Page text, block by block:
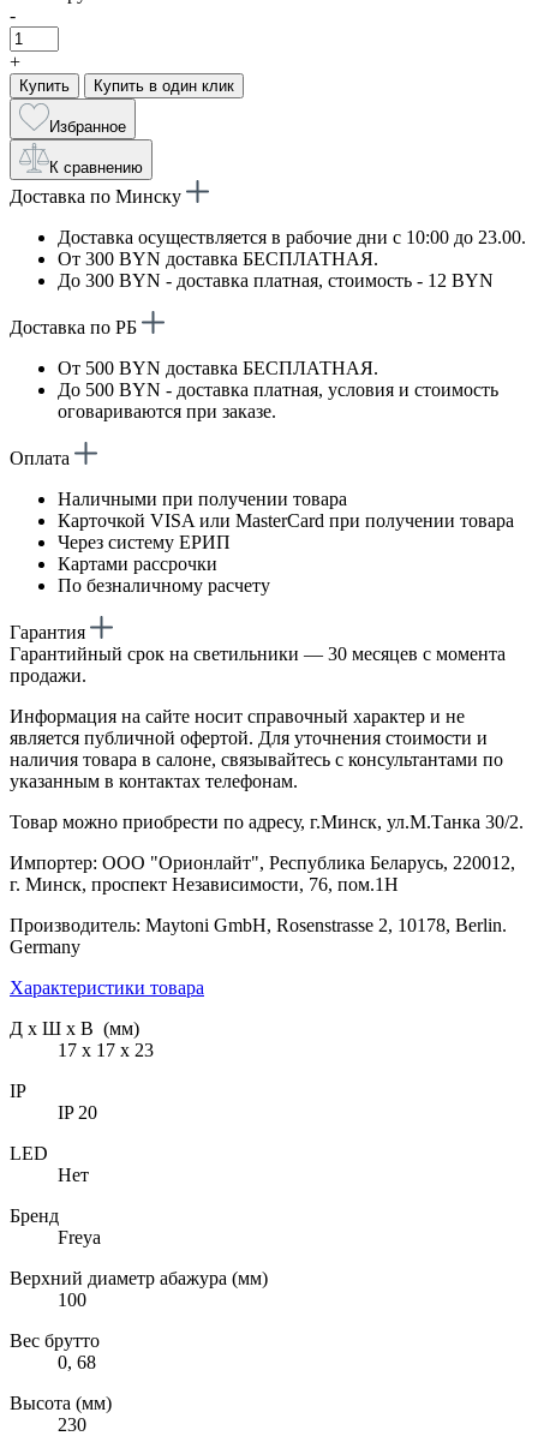
-
+
Купить Купить в один клик
Избранное
К сравнению
Доставка по Минску
Доставка осуществляется в рабочие дни с 10:00 до 23.00.
От 300 BYN доставка БЕСПЛАТНАЯ.
До 300 BYN - доставка платная, стоимость - 12 BYN
Доставка по РБ
От 500 BYN доставка БЕСПЛАТНАЯ.
До 500 BYN - доставка платная, условия и стоимость
оговариваются при заказе.
Оплата
Наличными при получении товара
Карточкой VISA или MasterCard при получении товара
Через систему ЕРИП
Картами рассрочки
По безналичному расчету
Гарантия
Гарантийный срок на светильники — 30 месяцев с момента
продажи.
Информация на сайте носит справочный характер и не
является публичной офертой. Для уточнения стоимости и
наличия товара в салоне, связывайтесь с консультантами по
указанным в контактах телефонам.
Товар можно приобрести по адресу, г.Минск, ул.М.Танка 30/2.
Импортер: ООО "Орионлайт", Республика Беларусь, 220012,
г. Минск, проспект Независимости, 76, пом.1Н
Производитель: Maytoni GmbH, Rosenstrasse 2, 10178, Berlin.
Germany
Характеристики товара
Д х Ш х В (мм)
17 х 17 х 23
IP
IP 20
LED
Нет
Бренд
Freya
Верхний диаметр абажура (мм)
100
Вес брутто
0, 68
Высота (мм)
230